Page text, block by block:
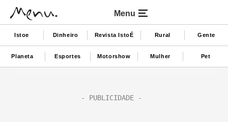
Menu
Istoe Dinheiro Revista IstoÉ Rural Gente
Planeta Esportes Motorshow Mulher Pet